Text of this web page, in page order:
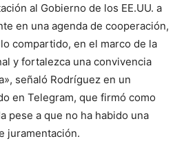
al Gobierno de los EE.UU. a
en una agenda de cooperación,
compartido, en el marco de la
y fortalezca una convivencia
señaló Rodríguez en un
en Telegram, que firmó como
pese a que no ha habido una
juramentación.